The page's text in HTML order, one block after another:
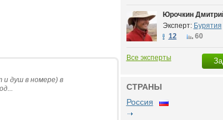
душ в номере) в
Юрочкин
Эксперт: Бурятия
12
60
Все эксперты
СТРАНЫ
Россия